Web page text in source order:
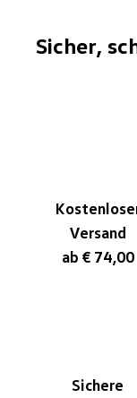
Sicher,
Versand
ab € 74,00
Sichere